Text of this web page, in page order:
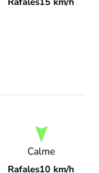
Calme
Rafales10 km/h